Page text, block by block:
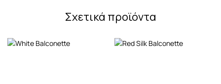
Σχετικά προϊόντα